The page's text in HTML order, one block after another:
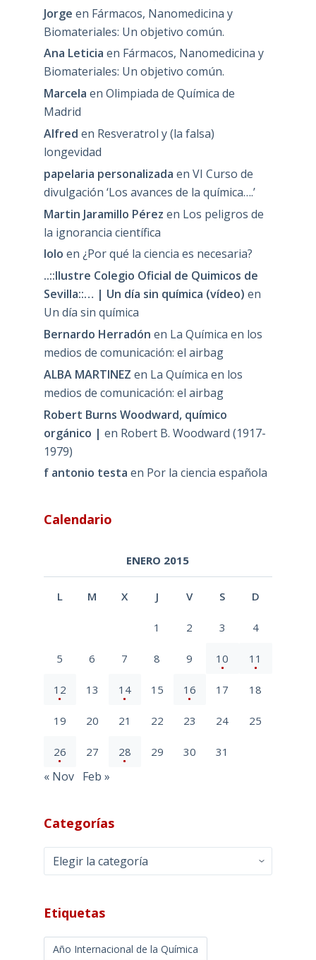
Jorge en Fármacos, Nanomedicina y
Biomateriales: Un objetivo común.
Ana Leticia en Fármacos, Nanomedicina y
Biomateriales: Un objetivo común.
Marcela en Olimpiada de Química de
Madrid
Alfred en Resveratrol y (la falsa)
longevidad
papelaria personalizada en VI Curso de
divulgación ‘Los avances de la química….’
Martin Jaramillo Pérez en Los peligros de
la ignorancia científica
lolo en ¿Por qué la ciencia es necesaria?
..::Ilustre Colegio Oficial de Quimicos de
Sevilla::… | Un día sin química (vídeo) en
Un día sin química
Bernardo Herradón en La Química en los
medios de comunicación: el airbag
ALBA MARTINEZ en La Química en los
medios de comunicación: el airbag
Robert Burns Woodward, químico
orgánico | en Robert B. Woodward (1917-
1979)
f antonio testa en Por la ciencia española
Calendario
ENERO 2015
L M X J V S D
1 2 3 4
5 6 7 8 9 10 11
12 13 14 15 16 17 18
19 20 21 22 23 24 25
26 27 28 29 30 31
« Nov Feb »
Categorías
Categorías
Etiquetas
Año Internacional de la Química